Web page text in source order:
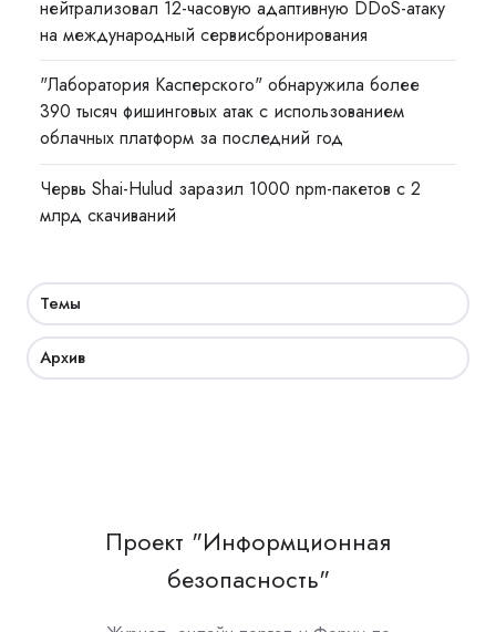
нейтрализовал 12-часовую адаптивную DDoS-атаку
на международный сервисбронирования
"Лаборатория Касперского" обнаружила более
390 тысяч фишинговых атак с использованием
облачных платформ за последний год
Червь Shai-Hulud заразил 1000 npm-пакетов с 2
млрд скачиваний
Темы
Архив
Проект "Информционная
безопасность"